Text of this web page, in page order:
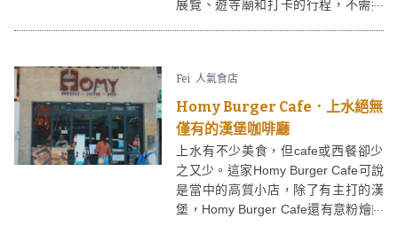
展覽、遊寺廟和打卡的行程，不需搭
Fei 人氣食店
Homy Burger Cafe．上水絕無
僅有的漢堡咖啡廳
上水有不少美食，但cafe或西餐卻少
之又少。這家Homy Burger Cafe可說
是當中的高質小店，除了有主打的漢
堡，Homy Burger Cafe還有意粉燴飯